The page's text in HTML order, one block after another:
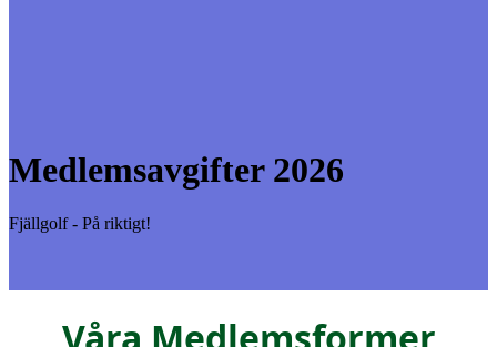
Medlemsavgifter 2026
Fjällgolf - På riktigt!